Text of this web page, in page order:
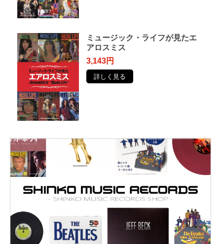
ミュージック・ライフが見たエ
アロスミス
3,143円
詳しく見る